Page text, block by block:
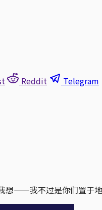
Reddit Telegram
——我不过是你们置于地